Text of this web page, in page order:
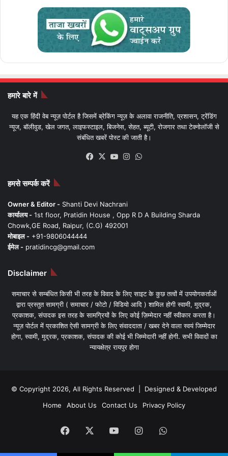
हमारे बारे में
यह एक हिंदी वेब न्यूज़ पोर्टल है जिसमें ब्रेकिंग न्यूज़ के अलावा राजनीति, प्रशासन, ट्रेंडिंग
न्यूज, बॉलीवुड, खेल जगत, लाइफस्टाइल, बिजनेस, सेहत, ब्यूटी, रोजगार तथा टेक्नोलॉजी से
संबंधित खबरें पोस्ट की जाती है।
Facebook
X YouTubeInstagram
हमसे सम्पर्क करें
Owner & Editor - Shanti Devi Nachrani
कार्यालय - 1st floor, Pratidin House , Opp R D A Building Sharda
Chowk,GE Road, Raipur, (C.G) 492001
मोबाइल - +91-9806044444
ईमेल - pratidincg@gmail.com
Disclaimer
समाचार से सम्बंधित किसी भी तरह के विवाद के लिए साइट के कुछ तत्वों में उपयोगकर्ताओं
द्वारा प्रस्तुत सामग्री ( समाचार / फोटो / विडियो आदि ) शामिल होगी स्वामी, मुद्रक,
प्रकाशक, संपादक इस तरह के सामग्रियों के लिए कोई ज़िम्मेदार नहीं स्वीकार करता है।
न्यूज़ पोर्टल में प्रकाशित ऐसी सामग्री के लिए संवाददाता / खबर देने वाला स्वयं जिम्मेदार
होगा, स्वामी, मुद्रक, प्रकाशक, संपादक की कोई भी जिम्मेदारी नहीं होगी. सभी विवादों का
न्यायक्षेत्र रायपुर होगा
© Copyright 2026, All Rights Reserved | Designed & Developed
Home
About Us Contact Us Privacy Policy
Facebook YouTubeInstagramWhatsApp